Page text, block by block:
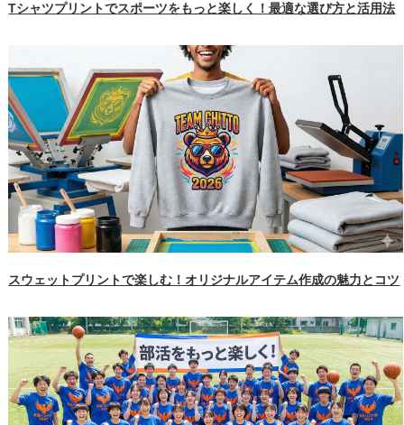
Tシャツプリントでスポーツをもっと楽しく！最適な選び方と活用法
スウェットプリントで楽しむ！オリジナルアイテム作成の魅力とコツ